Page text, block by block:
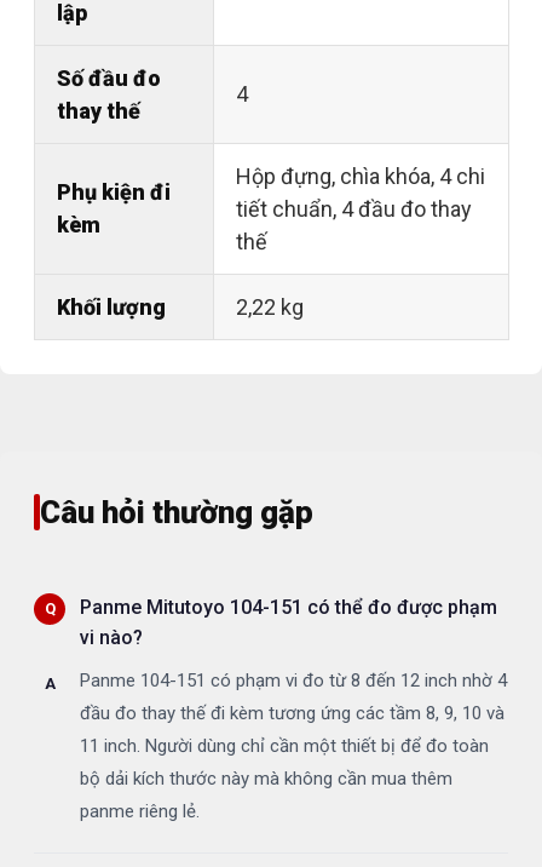
lập
Số đầu đo
thay thế
4
Phụ kiện đi
kèm
Hộp đựng, chìa khóa, 4 chi
tiết chuẩn, 4 đầu đo thay
thế
Khối lượng 2,22 kg
Câu hỏi thường gặp
Panme Mitutoyo 104-151 có thể đo được phạm
vi nào?
Panme 104-151 có phạm vi đo từ 8 đến 12 inch nhờ 4
đầu đo thay thế đi kèm tương ứng các tầm 8, 9, 10 và
11 inch. Người dùng chỉ cần một thiết bị để đo toàn
bộ dải kích thước này mà không cần mua thêm
panme riêng lẻ.